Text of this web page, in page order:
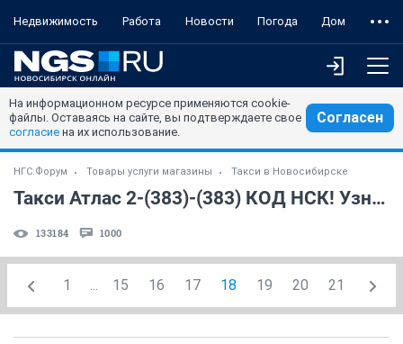
Недвижимость Работа Новости Погода Дом
На информационном ресурсе применяются cookie-
файлы. Оставаясь на сайте, вы подтверждаете свое
согласие на их использование.
Согласен
НГС.Форум Товары услуги магазины Такси в Новосибирске
Такси Атлас 2-(383)-(383) КОД НСК! Узнайте стоимость ЗАРАНЕЕ!(часть 6)
133184 1000
1 ... 15 16 17 18 19 20 21